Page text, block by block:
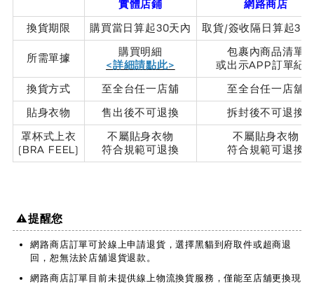
實體店鋪
網路商店
換貨期限
購買當日算起30天內 取貨/簽收隔日算起30
所需單據
購買明細
<詳細請點此>
包裹內商品清單
或出示APP訂單紀
換貨方式
至全台任一店舖
至全台任一店舖
貼身衣物
售出後不可退換
拆封後不可退換
罩杯式上衣
(BRA FEEL)
不屬貼身衣物
符合規範可退換
不屬貼身衣物
符合規範可退換
⚠️提醒您
網路商店訂單可於線上申請退貨，選擇黑貓到府取件或超商退
回，恕無法於店舖退貨退款。
網路商店訂單目前未提供線上物流換貨服務，僅能至店舖更換現